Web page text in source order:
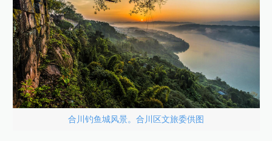
合川钓鱼城风景。合川区文旅委供图